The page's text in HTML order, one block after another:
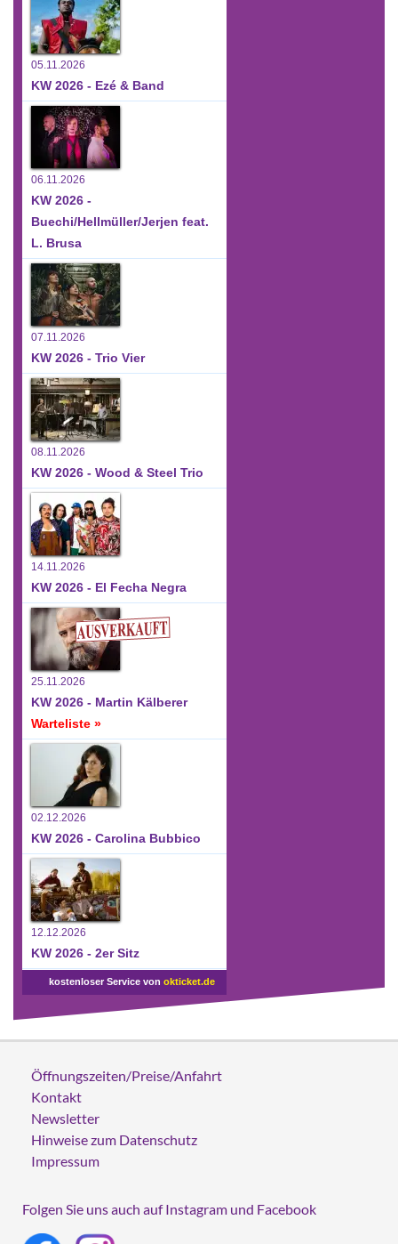
05.11.2026
KW 2026 - Ezé & Band
06.11.2026
KW 2026 -
Buechi/Hellmüller/Jerjen feat.
L. Brusa
07.11.2026
KW 2026 - Trio Vier
08.11.2026
KW 2026 - Wood & Steel Trio
14.11.2026
KW 2026 - El Fecha Negra
25.11.2026
KW 2026 - Martin Kälberer
Warteliste »
02.12.2026
KW 2026 - Carolina Bubbico
12.12.2026
KW 2026 - 2er Sitz
kostenloser Service von okticket.de
Öffnungszeiten/Preise/Anfahrt
Kontakt
Newsletter
Hinweise zum Datenschutz
Impressum
Folgen Sie uns auch auf Instagram und Facebook